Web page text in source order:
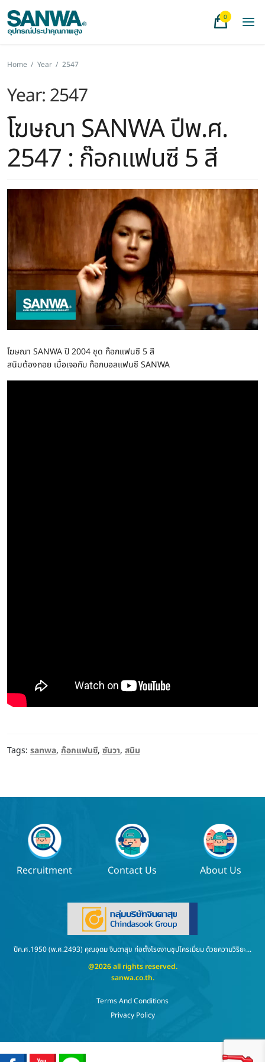
0
Home / Year / 2547
Year:2547
โฆษณา SANWA ปีพ.ศ.
2547 : ก๊อกแฟนซี 5 สี
โฆษณา SANWA ปี 2004 ชุด ก๊อกแฟนซี 5 สี
สนิมต้องถอย เมื่อเจอกับ ก๊อกบอลแฟนซี SANWA
Tags: sanwa, ก๊อกแฟนซี, ซันวา, สนิม
Recruitment Contact Us About Us
ปีค.ศ.1950 (พ.ศ.2493) คุณอุดม จินดาสุข ก่อตั้งโรงงานชุปโครเมี่ยม ด้วยความวิริยะ...
@2026 all rights reserved.
sanwa.co.th.
Terms And Conditions
Privacy Policy